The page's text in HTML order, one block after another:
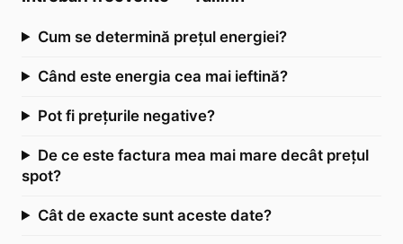
Cum se determină prețul energiei?
Când este energia cea mai ieftină?
Pot fi prețurile negative?
De ce este factura mea mai mare decât prețul
spot?
Cât de exacte sunt aceste date?